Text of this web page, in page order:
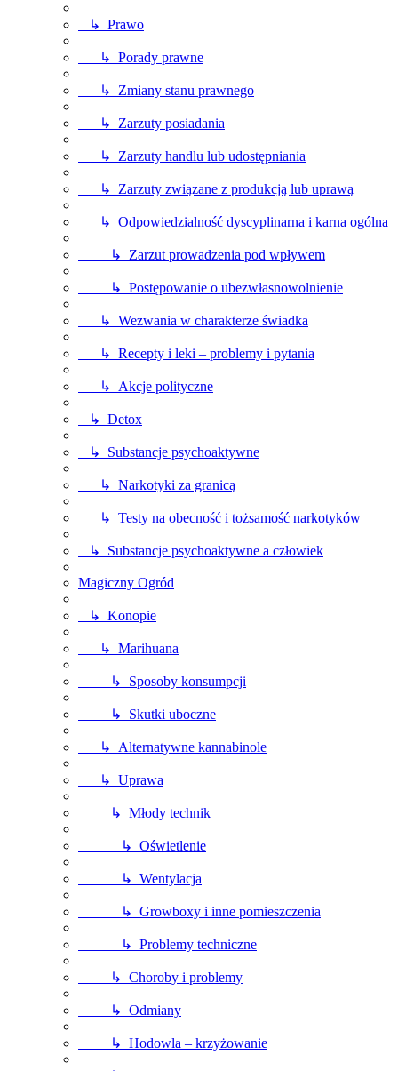
↳ Prawo
↳ Porady prawne
↳ Zmiany stanu prawnego
↳ Zarzuty posiadania
↳ Zarzuty handlu lub udostępniania
↳ Zarzuty związane z produkcją lub uprawą
↳ Odpowiedzialność dyscyplinarna i karna ogólna
↳ Zarzut prowadzenia pod wpływem
↳ Postępowanie o ubezwłasnowolnienie
↳ Wezwania w charakterze świadka
↳ Recepty i leki – problemy i pytania
↳ Akcje polityczne
↳ Detox
↳ Substancje psychoaktywne
↳ Narkotyki za granicą
↳ Testy na obecność i tożsamość narkotyków
↳ Substancje psychoaktywne a człowiek
Magiczny Ogród
↳ Konopie
↳ Marihuana
↳ Sposoby konsumpcji
↳ Skutki uboczne
↳ Alternatywne kannabinole
↳ Uprawa
↳ Młody technik
↳ Oświetlenie
↳ Wentylacja
↳ Growboxy i inne pomieszczenia
↳ Problemy techniczne
↳ Choroby i problemy
↳ Odmiany
↳ Hodowla – krzyżowanie